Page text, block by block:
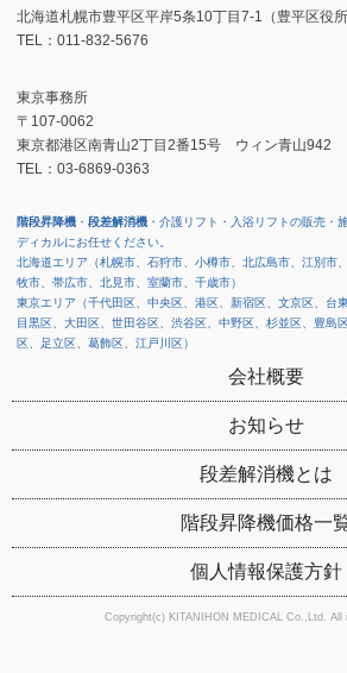
北海道札幌市豊平区平岸5条10丁目7-1（豊平区役所
TEL：011-832-5676
東京事務所
〒107-0062
東京都港区南青山2丁目2番15号 ウィン青山942
TEL：03-6869-0363
階段昇降機 ・ 段差解消機 ・介護リフト・入浴リフトの販売・
ディカルにお任せください。
北海道エリア（札幌市、石狩市、小樽市、北広島市、江別市
牧市、帯広市、北見市、室蘭市、千歳市）
東京エリア（千代田区、中央区、港区、新宿区、文京区、台
目黒区、大田区、世田谷区、渋谷区、中野区、杉並区、豊島
区、足立区、葛飾区、江戸川区）
会社概要
お知らせ
段差解消機とは
階段昇降機価格一
個人情報保護方針
Copyright(c) KITANIHON MEDICAL Co.,Ltd. All